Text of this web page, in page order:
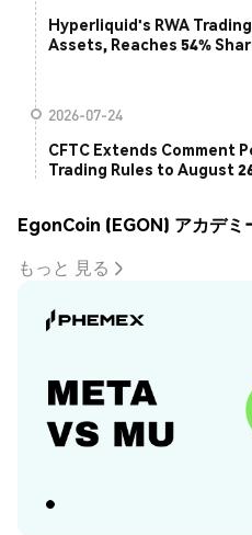
Hyperliquid's RWA
Assets, Reaches 54%
2026-07-24
CFTC Extends Comment
Trading Rules to August
EgonCoin (EGON) アカデミ
もっと 見る